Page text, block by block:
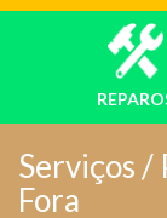
Serviços /
Fora